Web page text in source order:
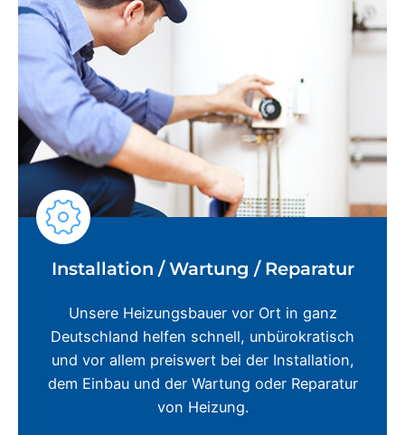
Installation / Wartung / Reparatur
Unsere Heizungsbauer vor Ort in ganz
Deutschland helfen schnell, unbürokratisch
und vor allem preiswert bei der Installation,
dem Einbau und der Wartung oder Reparatur
von Heizung.